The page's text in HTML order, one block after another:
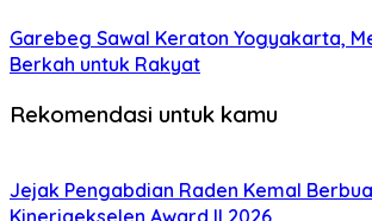
Garebeg Sawal Keraton Yogyakarta,
Berkah untuk Rakyat
Rekomendasi untuk kamu
Jejak Pengabdian Raden Kemal
Kinerjaekselen Award II 2026